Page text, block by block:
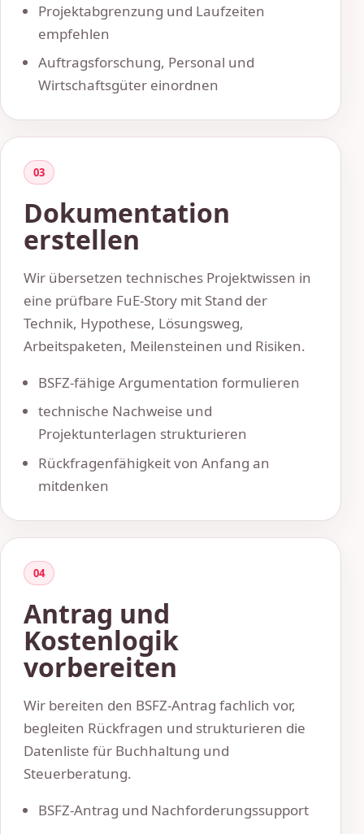
Projektabgrenzung und Laufzeiten
empfehlen
Auftragsforschung, Personal und
Wirtschaftsgüter einordnen
03
Dokumentation
erstellen
Wir übersetzen technisches Projektwissen in
eine prüfbare FuE-Story mit Stand der
Technik, Hypothese, Lösungsweg,
Arbeitspaketen, Meilensteinen und Risiken.
BSFZ-fähige Argumentation formulieren
technische Nachweise und
Projektunterlagen strukturieren
Rückfragenfähigkeit von Anfang an
mitdenken
04
Antrag und
Kostenlogik
vorbereiten
Wir bereiten den BSFZ-Antrag fachlich vor,
begleiten Rückfragen und strukturieren die
Datenliste für Buchhaltung und
Steuerberatung.
BSFZ-Antrag und Nachforderungssupport